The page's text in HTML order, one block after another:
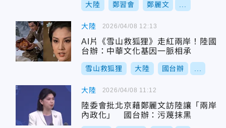
大陸 鄭習會 鄭麗文
大陸
AI片《雪山救狐狸》走紅兩岸！陸國
台辦：中華文化基因一脈相承
雪山救狐狸 大陸 國台辦
2026/04/08 12:13
大陸
陸委會批北京藉鄭麗文訪陸讓「兩岸
內政化」 國台辦：污蔑抹黑
2026/04/08 11:12